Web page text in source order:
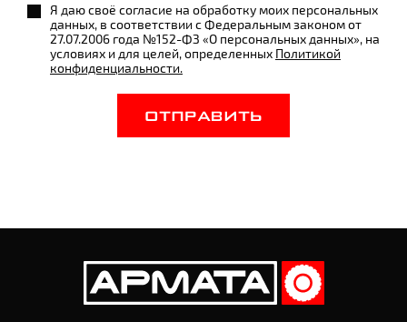
Я даю своё согласие на обработку моих персональных
данных, в соответствии с Федеральным законом от
27.07.2006 года №152-ФЗ «О персональных данных», на
условиях и для целей, определенных Политикой
конфиденциальности.
ОТПРАВИТЬ